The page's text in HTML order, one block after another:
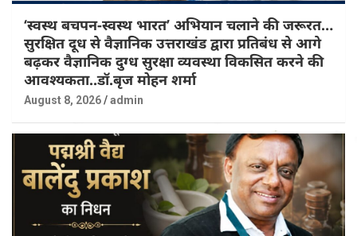
‘स्वस्थ बचपन-स्वस्थ भारत’ अभियान चलाने की जरूरत…
सुरक्षित दूध से वैज्ञानिक उत्तराखंड द्वारा प्रतिबंध से आगे
बढ़कर वैज्ञानिक दुग्ध सुरक्षा व्यवस्था विकसित करने की
आवश्यकता..डॉ.बृज मोहन शर्मा
August 8, 2026 admin